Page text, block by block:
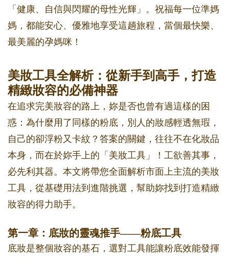
「健康、自信與閃耀的母性光輝」。祝福每一位準媽
媽，都能安心、優雅地享受這趟旅程，當個最快樂、
最美麗的孕媽咪！
美妝工具全解析：從新手到高手，打造
精緻妝容的必備神器
在追求完美妝容的路上，妳是否也曾有過這樣的困
惑：為什麼用了同樣的粉底，別人的妝感輕透無瑕，
自己的卻浮粉又卡紋？答案的關鍵，往往不在化妝品
本身，而在於妳手上的「美妝工具」！工欲善其事，
必先利其器。本文將帶您全面解析市面上主流的美妝
工具，從基礎用法到進階挑選，幫助妳找到打造精緻
妝容的得力助手。
第一章：底妝的靈魂推手——粉底工具
底妝是整個妝容的基石，選對工具能讓粉底效能發揮